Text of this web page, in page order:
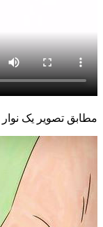
مطابق تصویر یک